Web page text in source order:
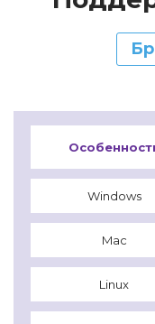
Windows
Mac
Linux